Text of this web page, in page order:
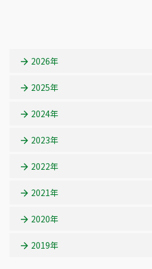
2026年
2025年
2024年
2023年
2022年
2021年
2020年
2019年